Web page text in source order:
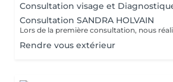
Consultation visage et
Consultation SANDRA HOLVAIN
Rendre vous extérieur